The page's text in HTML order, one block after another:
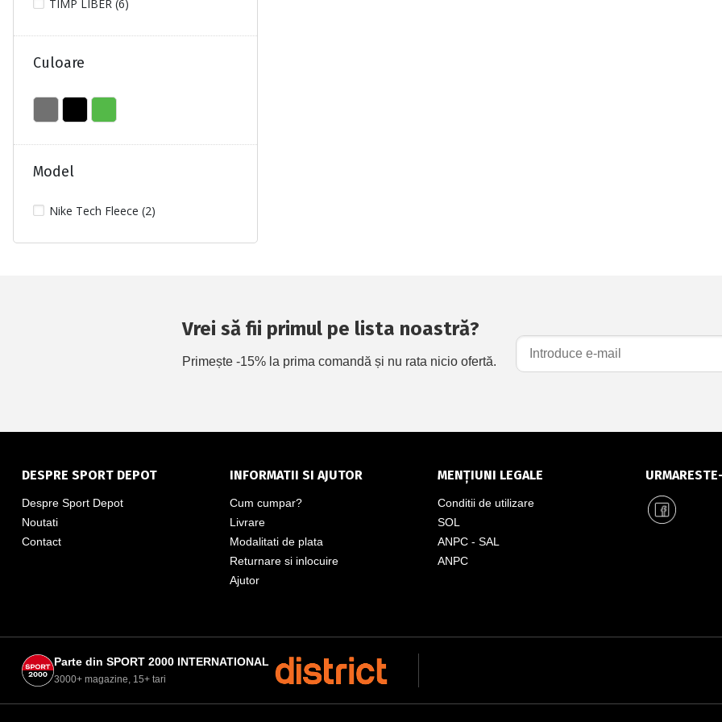
TIMP LIBER (6)
Culoare
Model
Nike Tech Fleece (2)
Vrei să fii primul pe lista noastră?
Primește -15% la prima comandă și nu rata nicio ofertă.
DESPRE SPORT DEPOT
Despre Sport Depot
Noutati
Contact
INFORMATII SI AJUTOR
Cum cumpar?
Livrare
Modalitati de plata
Returnare si inlocuire
Ajutor
MENȚIUNI LEGALE
Conditii de utilizare
SOL
ANPC - SAL
ANPC
Parte din SPORT 2000 INTERNATIONAL
3000+ magazine, 15+ tari